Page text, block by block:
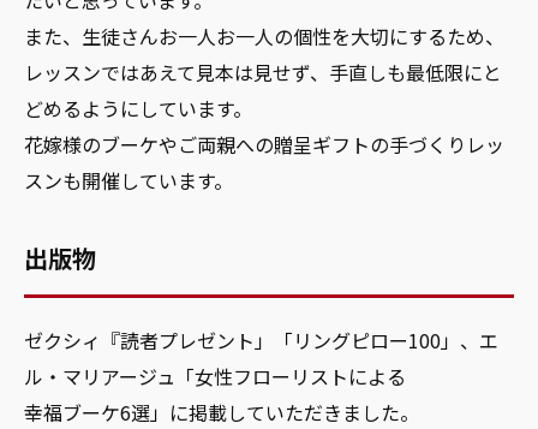
また、生徒さんお一人お一人の個性を大切にするため、
レッスンではあえて見本は見せず、手直しも最低限にと
どめるようにしています。
花嫁様のブーケやご両親への贈呈ギフトの手づくりレッ
スンも開催しています。
出版物
ゼクシィ『読者プレゼント」「リングピロー100」、エ
ル・マリアージュ「女性フローリストによる
幸福ブーケ6選」に掲載していただきました。